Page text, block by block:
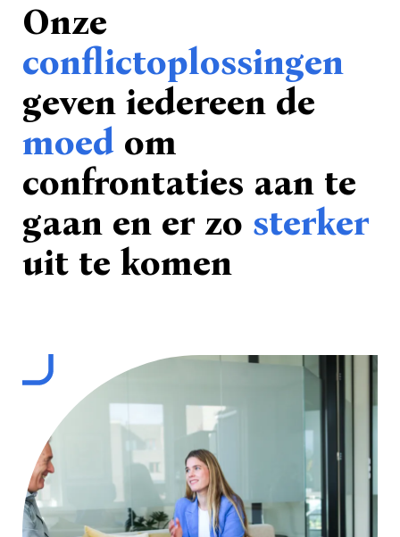
Onze
conflictoplossingen
geven iedereen de
moed om
confrontaties aan te
gaan en er zo sterker
uit te komen